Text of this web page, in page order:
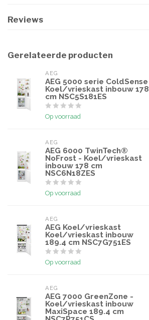
Reviews
Gerelateerde producten
AEG
AEG 5000 serie ColdSense
Koel/vrieskast inbouw 178
cm NSC5S181ES
Op voorraad
AEG
AEG 6000 TwinTech®
NoFrost - Koel/vrieskast
inbouw 178 cm
NSC6N18ZES
Op voorraad
AEG
AEG Koel/vrieskast
Koel/vrieskast inbouw
189.4 cm NSC7G751ES
Op voorraad
AEG
AEG 7000 GreenZone -
Koel/vrieskast inbouw
MaxiSpace 189.4 cm